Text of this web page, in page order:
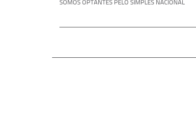
SOMOS OPTANTES PELO SIMPLES NACIONAL